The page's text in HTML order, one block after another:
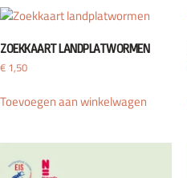
ZOEKKAART LANDPLATWORMEN
€ 1,50
Toevoegen aan winkelwagen